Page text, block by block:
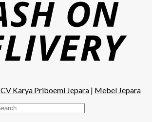
CV Karya Priboemi Jepara | Mebel Jepara